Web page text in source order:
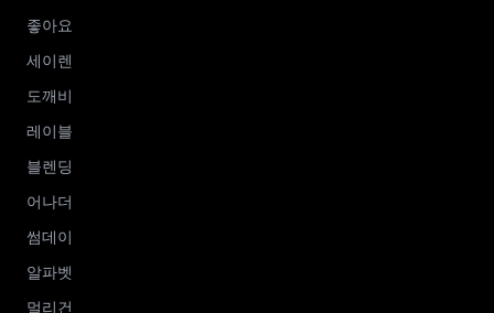
좋아요
세이렌
도깨비
레이블
블렌딩
어나더
썸데이
알파벳
멀리건